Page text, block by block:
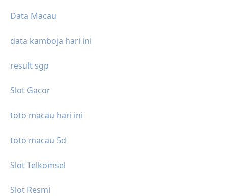
Data Macau
data kamboja hari ini
result sgp
Slot Gacor
toto macau hari ini
toto macau 5d
Slot Telkomsel
Slot Resmi